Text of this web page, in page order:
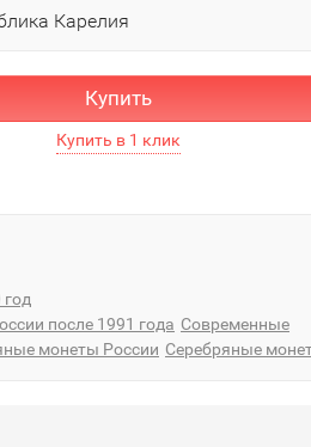
Карелия
Купить
после 1991 года Современные
монеты России Серебряные